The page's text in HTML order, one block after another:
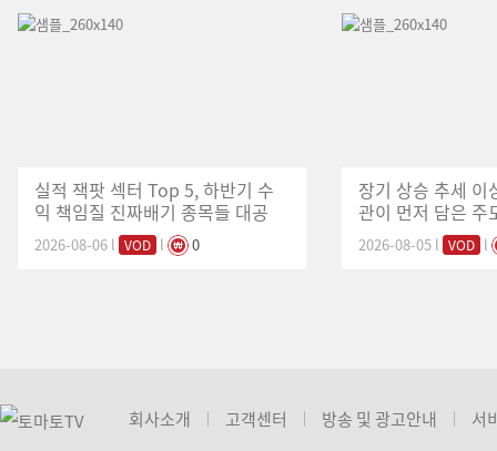
실적 잭팟 섹터 Top 5, 하반기 수
익 책임질 진짜배기 종목들 대공
개! 삼성전자 340조 강력한 낙수효
과, 쓸어 담아야 하는 기판·소부장
2026-08-06 l VOD l 0
장기 상승 추세 이
관이 먼저 담은 주
없는 최고의 가격
심주는?
2026-08-05 l VOD l
회사소개 고객센터 방송 및 광고안내 서